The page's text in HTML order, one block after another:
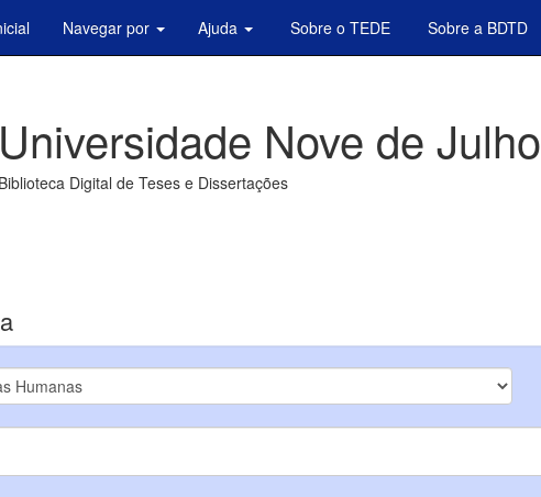
Navegar por Ajuda Sobre o TEDE Sobre a BDTD
Universidade Nove de Julho
Biblioteca Digital de Teses e Dissertações